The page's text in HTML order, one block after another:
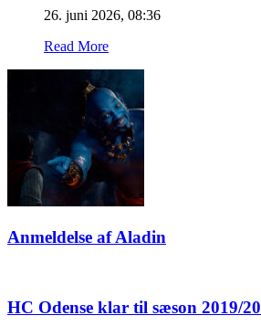
26. juni 2026, 08:36
Read More
Anmeldelse af Aladin
HC Odense klar til sæson 2019/20